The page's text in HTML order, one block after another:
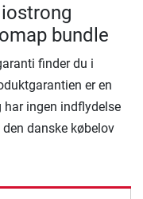
bundle
finder du i
er en
ingen indflydelse
danske købelov